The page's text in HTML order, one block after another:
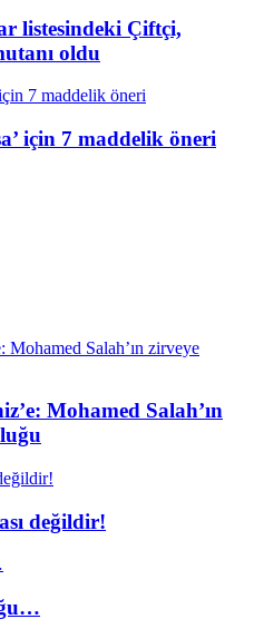
listesindeki Çiftçi,
oldu
için 7 maddelik öneri
Mohamed Salah’ın
değildir!